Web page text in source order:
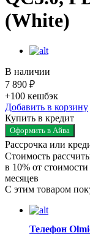
(White)
В наличии
7 890 ₽
+100 кешбэк
Добавить в корзину
Купить в кредит
Оформить в Айва
Рассрочка или
Стоимость
в 10% от
месяцев
С этим товаром
Телефон